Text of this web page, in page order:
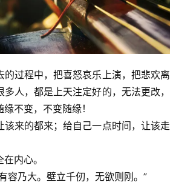
的过程中，把喜怒哀乐上演，把悲欢离
人，都是上天注定好的，无法更改，
不变，不变随缘！
该来的都来；给自己一点时间，让该走
内心。
容乃大。壁立千仞，无欲则刚。”